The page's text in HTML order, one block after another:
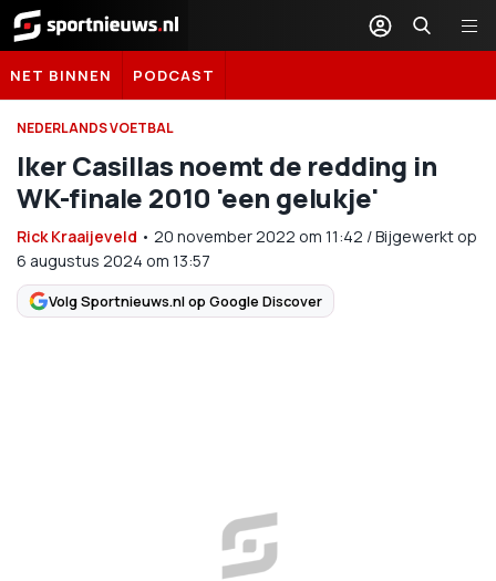
Sportnieuws.nl
NET BINNEN PODCAST
NEDERLANDS VOETBAL
Iker Casillas noemt de redding in
WK-finale 2010 'een gelukje'
Rick Kraaijeveld • 20 november 2022 om 11:42 /Bijgewerkt op
6 augustus 2024 om 13:57
Volg Sportnieuws.nl op Google Discover